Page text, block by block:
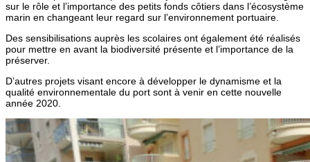
sur le rôle et l’importance des petits fonds côtiers dans l’écosystème
marin en changeant leur regard sur l’environnement portuaire.
Des sensibilisations auprès les scolaires ont également été réalisés
pour mettre en avant la biodiversité présente et l’importance de la
préserver.
D’autres projets visant encore à développer le dynamisme et la
qualité environnementale du port sont à venir en cette nouvelle
année 2020.